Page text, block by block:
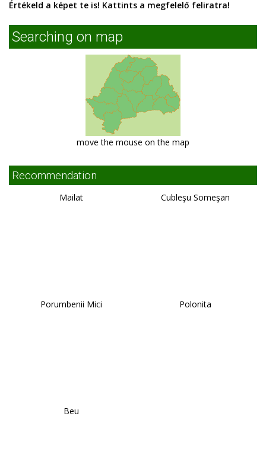
Értékeld a képet te is! Kattints a megfelelő feliratra!
Searching on map
move the mouse on the map
Recommendation
Mailat Cubleşu Someşan
Porumbenii Mici Polonita
Beu